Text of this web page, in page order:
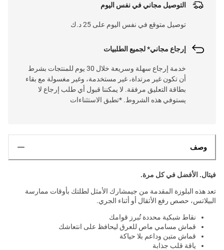
التوصيل مجاني في نفس اليوم
توصيل متوقع في نفس اليوم على 25 د.ك
إرجاع مجاني* لجميع الطلبيات
خدمة إرجاع سهلة وسريعة خلال 30 يوم للمنتجات بشرط
أن تكون غير مرتداة، غير مستخدمة، وغير مغسولة مع بقاء
بطاقة التعليق مرفقة. لا يمكننا قبول أي طلب إرجاع لا
يستوفي هذه الشروط. *تطبق الاستثناءات
وصف
فيتال. الأفضل في كل مرة.
تعد هذه البلوزة المقدمة من جيمشارك الأمثل لطلتك بأوقات ممارسة
البيلاتس، حصص رفع الأثقال أو أثناء الجري.
نقاط شبكية محددة تُبرز قوامك
قماش مسامي ماص للعرق ليحافظ على انتعاشك
قماش متين وداعم بلا حياكة
ياقة قلب جذابة